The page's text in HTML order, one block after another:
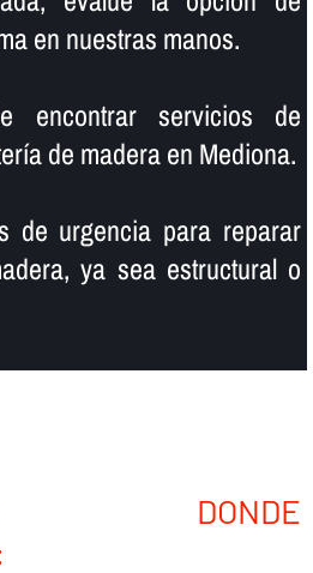
en nuestras manos.
encontrar servicios de
de madera en Mediona.
de urgencia para reparar
ya sea estructural o
DONDE